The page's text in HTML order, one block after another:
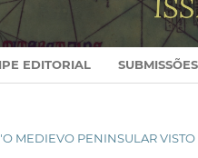
EDITORIAL SUBMISSÕES
MEDIEVO PENINSULAR